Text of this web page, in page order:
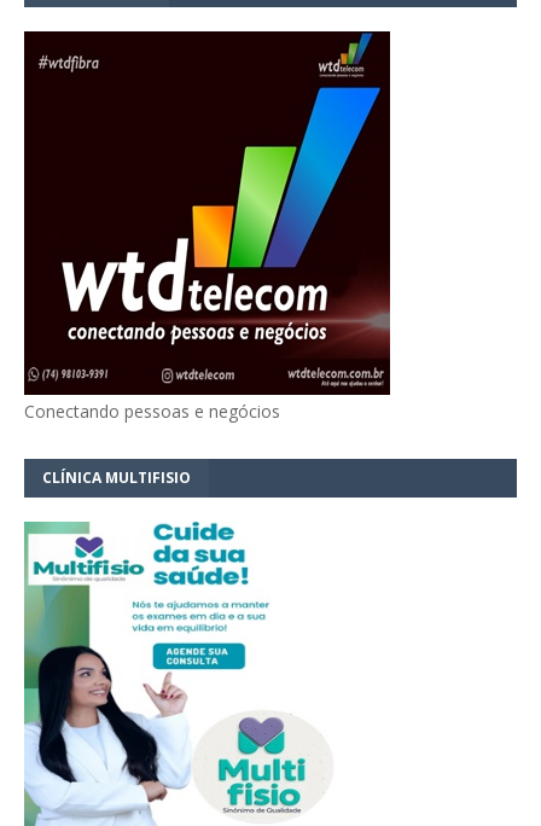
Conectando pessoas e negócios
CLÍNICA MULTIFISIO